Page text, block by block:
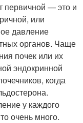
первичной — это и
или
давление
органов. Чаще
почек или их
эндокринной
когда
у каждого
очень много.